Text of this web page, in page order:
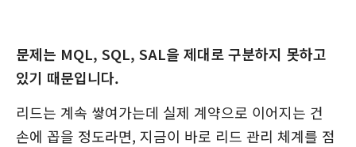
문제는 MQL, SQL, SAL을 제대로 구분하지 못하고
있기 때문입니다.
리드는 계속 쌓여가는데 실제 계약으로 이어지는 건
손에 꼽을 정도라면, 지금이 바로 리드 관리 체계를 점